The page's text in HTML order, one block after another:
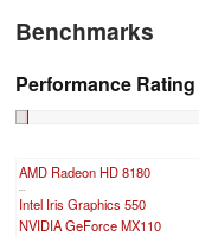
Benchmarks
Performance Rating
AMD Radeon HD 8180
Intel Iris Graphics 550
NVIDIA GeForce MX110